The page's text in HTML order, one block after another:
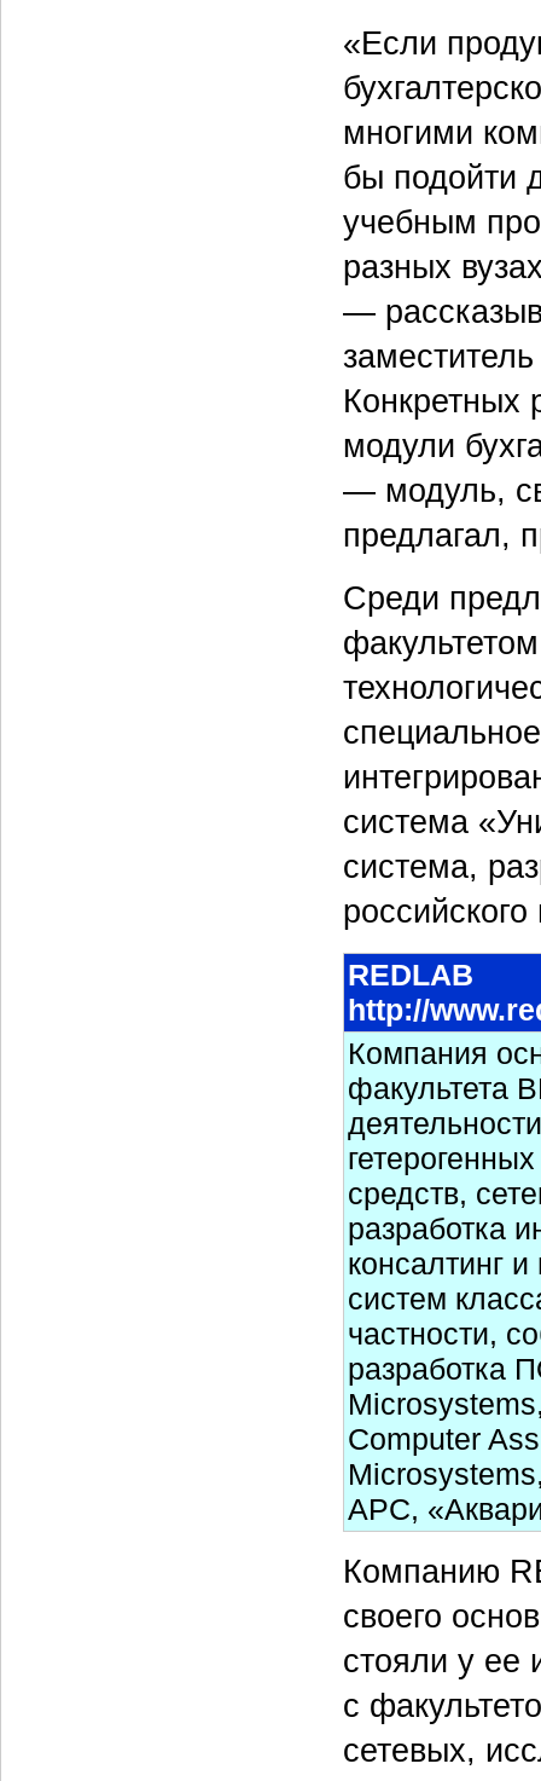
«Если
многими
бы подойти
учебным
разных
—
Конкретных
модули
— модуль,
предлагал,
Среди
система
система,
российского
REDLAB
http://
Компания
факультета
средств,
разработка
консалтинг
систем
частности,
разработка
Computer
APC,
Компанию
своего
стояли у ее
с
сетевых,